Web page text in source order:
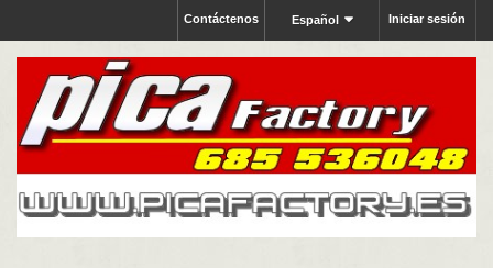
Iniciar sesión
Español
Contáctenos